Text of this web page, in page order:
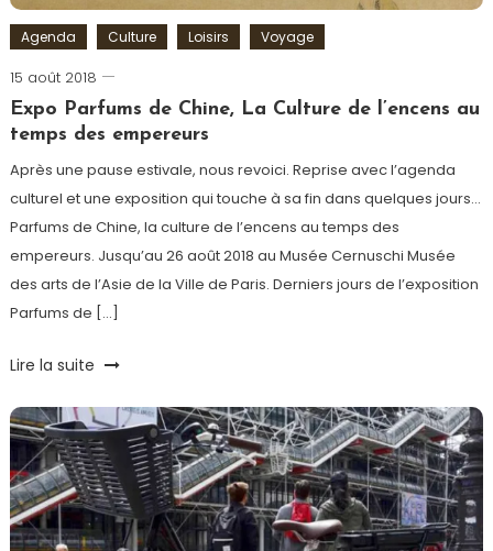
Agenda Culture Loisirs Voyage
15 août 2018
Romain-
Paris
Expo Parfums de Chine, La Culture de l’encens au
temps des empereurs
Après une pause estivale, nous revoici. Reprise avec l’agenda
culturel et une exposition qui touche à sa fin dans quelques jours…
Parfums de Chine, la culture de l’encens au temps des
empereurs. Jusqu’au 26 août 2018 au Musée Cernuschi Musée
des arts de l’Asie de la Ville de Paris. Derniers jours de l’exposition
Parfums de […]
Tagged
Asie,
Chine,
Encens,
Exposition,
Musée
Cernuschi,
Lire la suite